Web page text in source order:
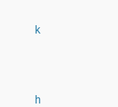
k
h